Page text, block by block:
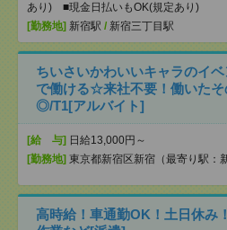
あり) ■現金日払いもOK(規定あり)
[勤務地] 新宿駅 / 新宿三丁目駅
ちいさいかわいいキャラのイ
で働ける☆来社不要！働いたそ
◎/T1[アルバイト]
[給 与] 日給13,000円～
[勤務地] 東京都新宿区新宿（最寄り駅：
高時給！車通勤OK！土日休み